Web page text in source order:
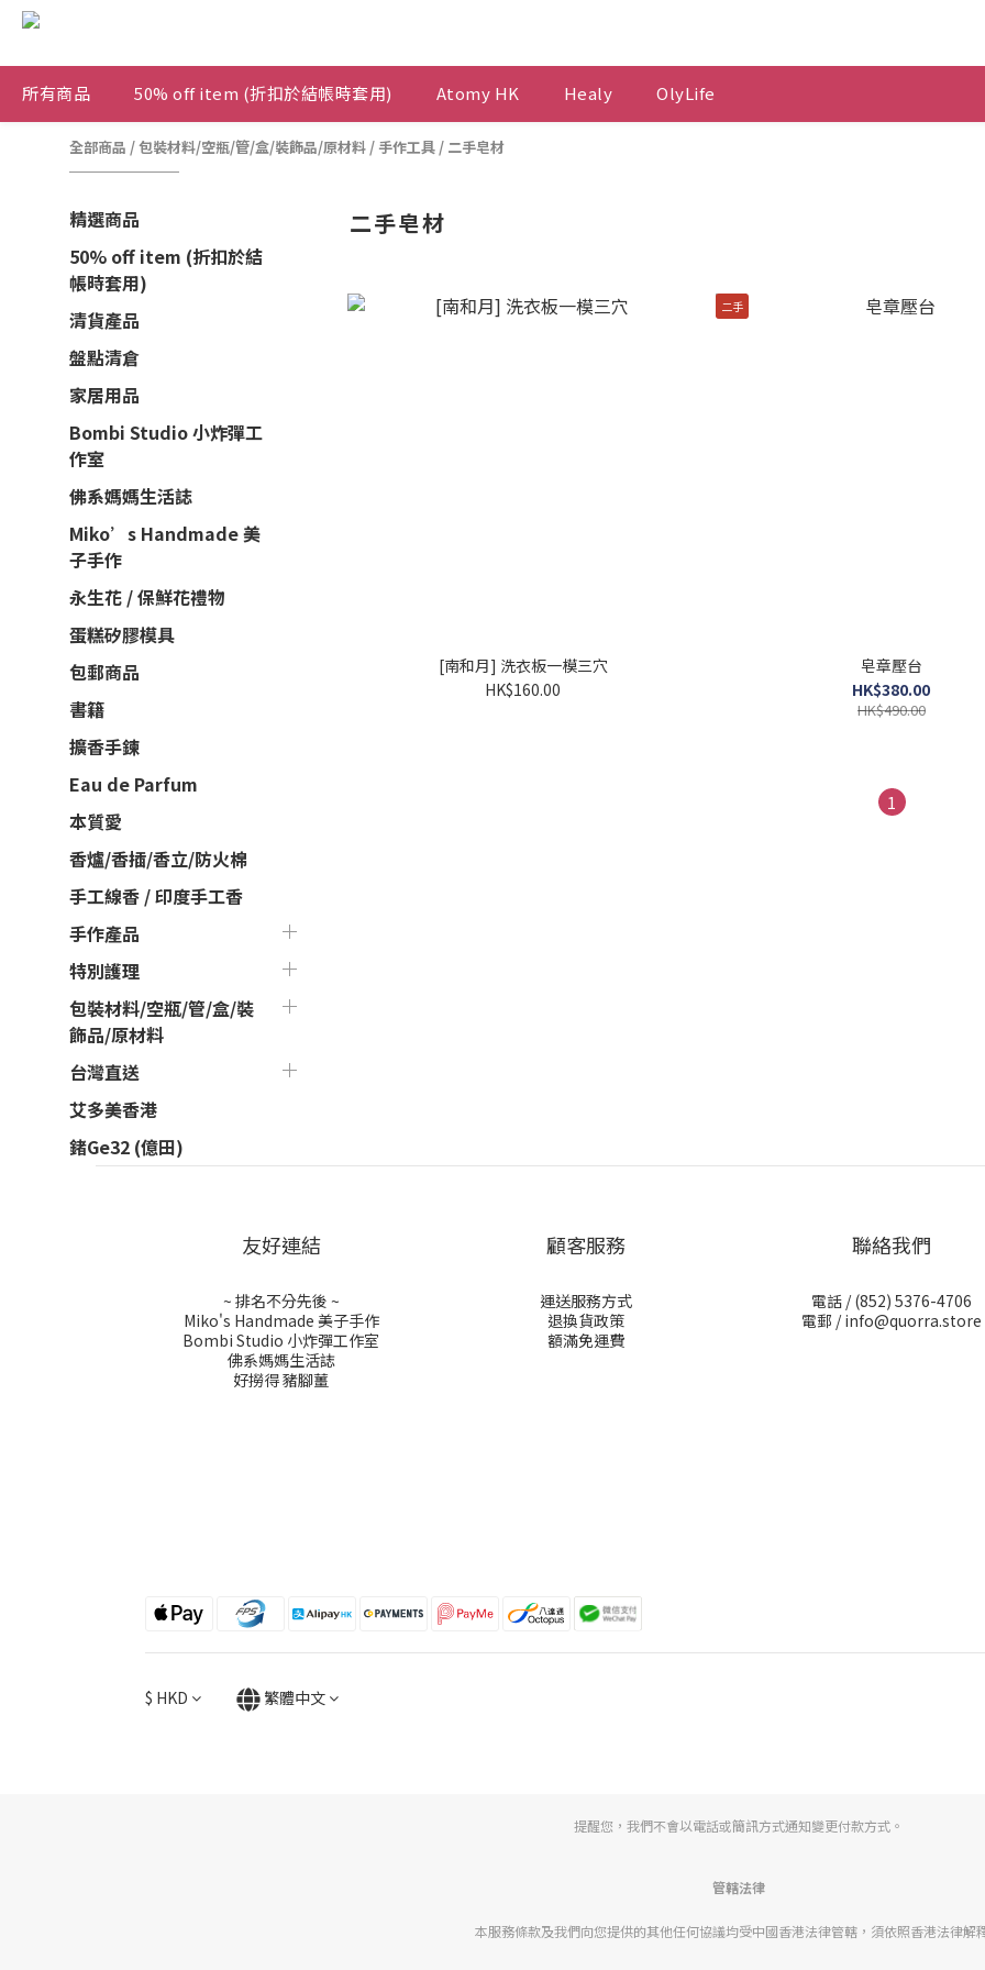
所有商品 50% off item (折扣於結帳時套用) Atomy HK Healy OlyLife
全部商品 /包裝材料/空瓶/管/盒/裝飾品/原材料 / 手作工具 / 二手皂材
精選商品
50% off item (折扣於結
帳時套用)
清貨產品
盤點清倉
家居用品
Bombi Studio 小炸彈工
作室
佛系媽媽生活誌
Miko’s Handmade 美
子手作
永生花 / 保鮮花禮物
蛋糕矽膠模具
包郵商品
書籍
擴香手鍊
Eau de Parfum
本質愛
香爐/香插/香立/防火棉
手工線香 / 印度手工香
手作產品
特別護理
包裝材料/空瓶/管/盒/裝
飾品/原材料
台灣直送
艾多美香港
鍺Ge32 (億田)
二手皂材
[南和月] 洗衣板一模三穴
HK$160.00
二手
皂章壓台
HK$380.00
HK$490.00
1
友好連結
~ 排名不分先後 ~
Miko's Handmade 美子手作
Bombi Studio 小炸彈工作室
佛系媽媽生活誌
好撈得 豬腳薑
顧客服務
運送服務方式
退換貨政策
額滿免運費
聯絡我們
電話 /(852) 5376-4706
電郵 /info@quorra.store
$ HKD 繁體中文
提醒您，我們不會以電話或簡訊方式通知變更付款方式。
管轄法律
本服務條款及我們向您提供的其他任何協議均受中國香港法律管轄，須依照香港法律解